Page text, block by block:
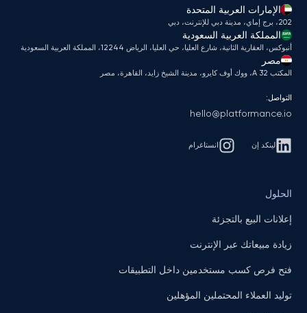
الإمارات العربية المتحدة
202، برج إماي، مدينة دبي للإنترنت، دبي
المملكة العربية السعودية
أنبوكس، العقارية الثانية، شارع العليا، حي العليا، الرياض 12244، المملكة العربية السعودية
مصر
المكتب A 32، ووك أوف كايرو، مدينة الشيخ زايد، القاهرة، مصر
التواصل:
hello@platformance.io
لينكد إن انستاغرام
الحلول
إعلانات البيع بالتجزئة
زيادة مبيعاتك عبر الإنترنت
فتح فرص كسب مستخدمين داخل التطبيقات
توليد العملاء المحتملين المؤهلين